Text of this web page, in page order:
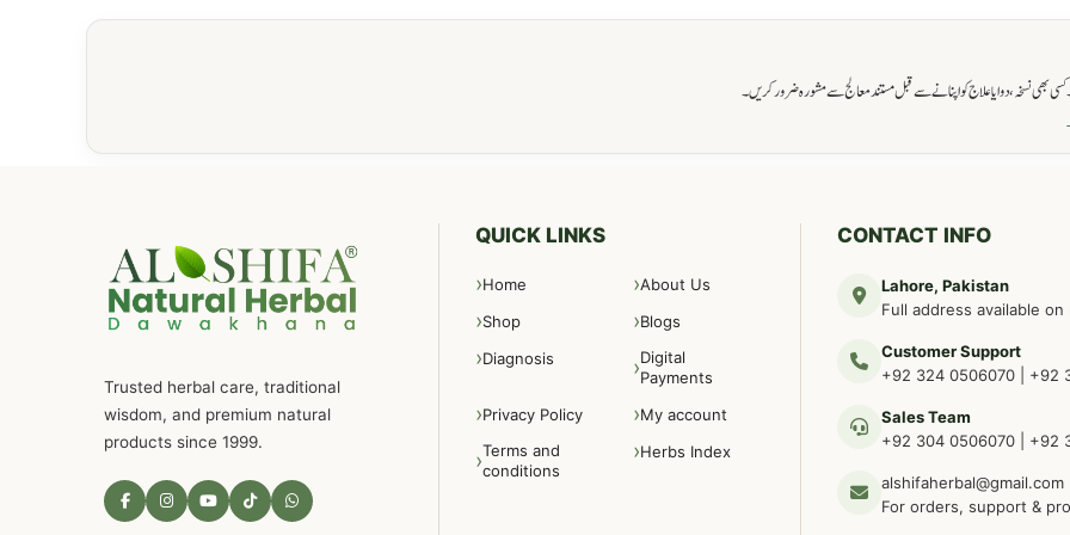
نسخہ، دوا یا علاج کو اپنانے سے قبل مستند معالج سے مشورہ ضرور کریں۔
Trusted herbal care, traditional
wisdom, and premium natural
products since 1999.
QUICK LINKS
Home
About Us
Shop
Blogs
Diagnosis
Digital
Payments
Privacy Policy
My account
Terms and
conditions
Herbs Index
CONTACT INFO
Lahore, Pakistan
Full address available
Customer Support
+92 324 0506070
+92
Sales Team
+92 304 0506070
+92
alshifaherbal@gmail.com
For orders, support &